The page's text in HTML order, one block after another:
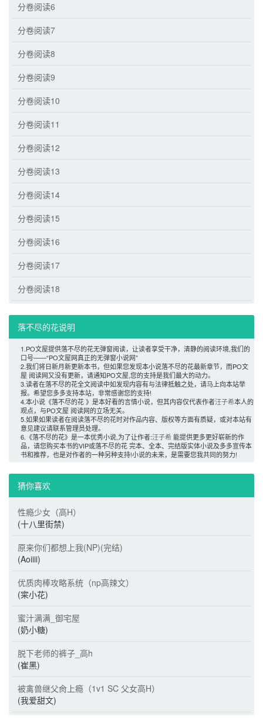
分卷阅读6
分卷阅读7
分卷阅读8
分卷阅读9
分卷阅读10
分卷阅读11
分卷阅读12
分卷阅读13
分卷阅读14
分卷阅读15
分卷阅读16
分卷阅读17
分卷阅读18
落不尽的花说明
1.PO文屋提供落不尽的花无弹窗阅读，让读者享受干净，清静的阅读环境,我们的
口号——“PO文屋网真正的无弹窗小说网”
2.我们将日新月新更新本书，但如果您发现本小说落不尽的花最新章节，而PO文
屋 阅读网又没有更新，请通知PO文屋,您的支持是我们最大的动力。
3.读者在落不尽的花全文阅读中如发现内容有与法律抵触之处，请马上向本站举
报。希望您多多支持本站，非常感谢您的支持!
4.本小说《落不尽的花 》是本好看的言情小说，但其内容仅代表作者汪子希本人的
观点，与PO文屋 阅读网的立场无关。
5.如果如果读者在阅读落不尽的花时对作品内容、版权等方面有质疑，或对本站有
意见建议请联系管理员处理。
6.《落不尽的花》是一本优秀小说,为了让作者:汪子希能提供更多更好崭新的作
品，请您购买本书的VIP或落不尽的花 完本、全本、完结版实体小说及多多宣传本
书和推荐，也是对作者的一种另种支持!小说的未来，是需要您我共同的努力!
猜你喜欢
性瘾少女（高H）
(十八里街禁)
原来你们都想上我(NP)(完结)
(Aoiiii)
优质肉棒攻略系统（np高辣文）
(寀小花)
蜜汁满满_御宅屋
(奶小糖)
脱下老师的裤子_高h
(崔黑)
被禽兽继父肏上瘾（1v1 SC 父女高H）
(我爱甜文)